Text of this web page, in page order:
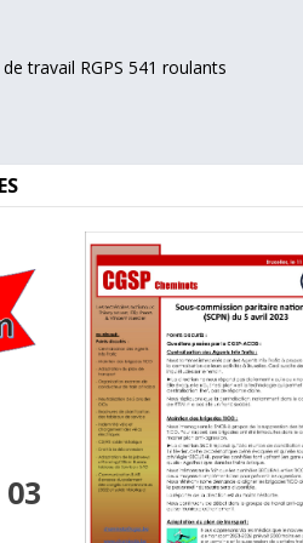
travail RGPS 541 roulants